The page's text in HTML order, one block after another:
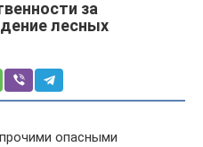
за
лесных
опасными